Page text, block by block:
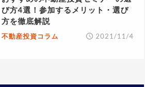
び方4選！参加するメリット・選び
方を徹底解説
不動産投資コラム 2021/11/4